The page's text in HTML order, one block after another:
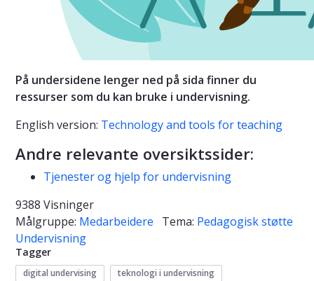
På undersidene lenger ned på sida finner du
ressurser som du kan bruke i undervisning.
English version: Technology and tools for teaching
Andre relevante oversiktssider:
Tjenester og hjelp for undervisning
9388 Visninger
Målgruppe: Medarbeidere Tema: Pedagogisk støtte
Undervisning
Tagger
digital undervising
teknologi i undervisning